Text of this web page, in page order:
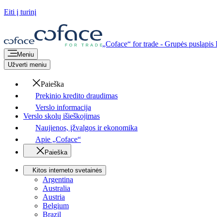
Eiti į turinį
„Coface“ for trade - Grupės puslapis
Meniu
Užverti meniu
Paieška
Prekinio kredito draudimas
Verslo informacija
Verslo skolų išieškojimas
Naujienos, įžvalgos ir ekonomika
Apie „Coface“
Paieška
Kitos interneto svetainės
Argentina
Australia
Austria
Belgium
Brazil